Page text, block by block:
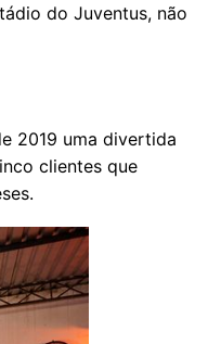
do Juventus, não
2019 uma divertida
clientes que